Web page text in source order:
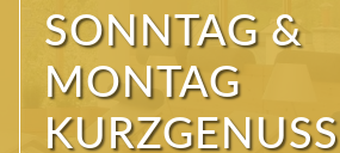
SONNTAG &
MONTAG
KURZGENUSS